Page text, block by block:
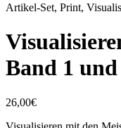
Artikel-Set, Print,
Band 1 und
26,00€